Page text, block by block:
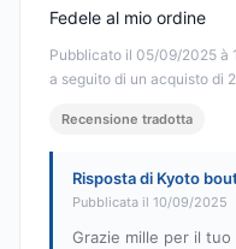
Pubblicato il 05/09/2025 à
a seguito di un acquisto di
Fedele al mio ordine
Recensione tradotta
Risposta di Kyoto
Pubblicata il 10/09/2025
Grazie mille per il